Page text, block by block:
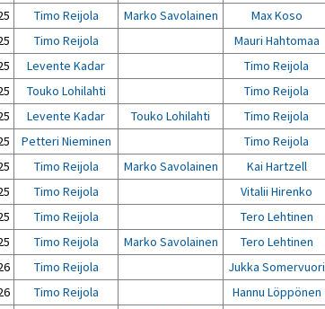
Timo Reijola Marko Savolainen Max Koso
Timo Reijola Mauri Hahtomaa
Levente Kadar Timo Reijola
Touko Lohilahti Timo Reijola
Levente Kadar Touko Lohilahti Timo Reijola
Petteri Nieminen Timo Reijola
Timo Reijola Marko Savolainen Kai Hartzell
Timo Reijola Vitalii Hirenko
Timo Reijola Tero Lehtinen
Timo Reijola Marko Savolainen Tero Lehtinen
Timo Reijola Jukka Somervuori
Timo Reijola Hannu Löppönen